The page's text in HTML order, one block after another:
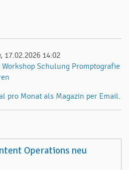
17.02.2026 14:02
Workshop Schulung Promptografie
pro Monat als Magazin per Email.
Operations neu